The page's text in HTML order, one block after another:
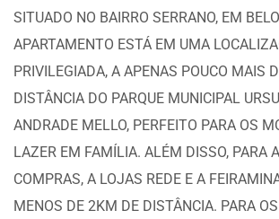
SITUADO NO BAIRRO SERRANO, EM
APARTAMENTO ESTÁ EM UMA
PRIVILEGIADA, A APENAS POUCO MAIS
DISTÂNCIA DO PARQUE MUNICIPAL
ANDRADE MELLO, PERFEITO PARA OS
LAZER EM FAMÍLIA. ALÉM DISSO, PARA
COMPRAS, A LOJAS REDE E A
MENOS DE 2KM DE DISTÂNCIA. PARA